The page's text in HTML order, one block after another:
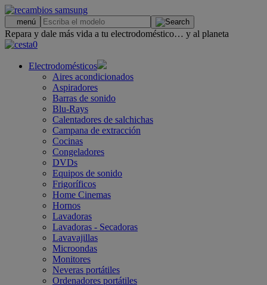
menú
Repara y dale más vida a tu electrodoméstico… y al planeta
0
Electrodomésticos
Aires acondicionados
Aspiradores
Barras de sonido
Blu-Rays
Calentadores de salchichas
Campana de extracción
Cocinas
Congeladores
DVDs
Equipos de sonido
Frigoríficos
Home Cinemas
Hornos
Lavadoras
Lavadoras - Secadoras
Lavavajillas
Microondas
Monitores
Neveras portátiles
Ordenadores portátiles